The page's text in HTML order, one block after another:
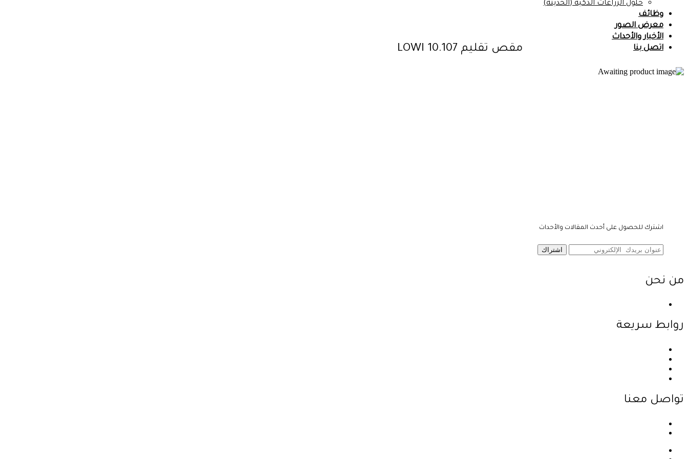
حلول الزراعات الذكية (الحديثة)
وظائف
معرض الصور
الأخبار والأحداث
اتصل بنا
مقص تقليم LOWI 10.107
اشترك للحصول على أحدث المقالات والأحداث
اشتراك
من نحن
روابط سريعة
تواصل معنا